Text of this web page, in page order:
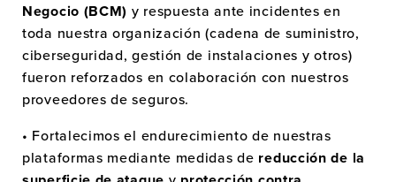
PRODUCTOS
SOSTENIBILIDAD
NOTICIAS
Negocio (BCM) y respuesta ante incidentes en
toda nuestra organización (cadena de suministro,
ciberseguridad, gestión de instalaciones y otros)
fueron reforzados en colaboración con nuestros
proveedores de seguros.
• Fortalecimos el endurecimiento de nuestras
plataformas mediante medidas de reducción de la